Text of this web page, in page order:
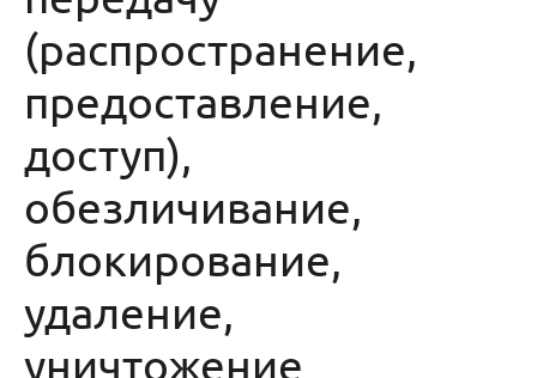
(распространение,
предоставление,
доступ),
обезличивание,
блокирование,
удаление,
уничтожение